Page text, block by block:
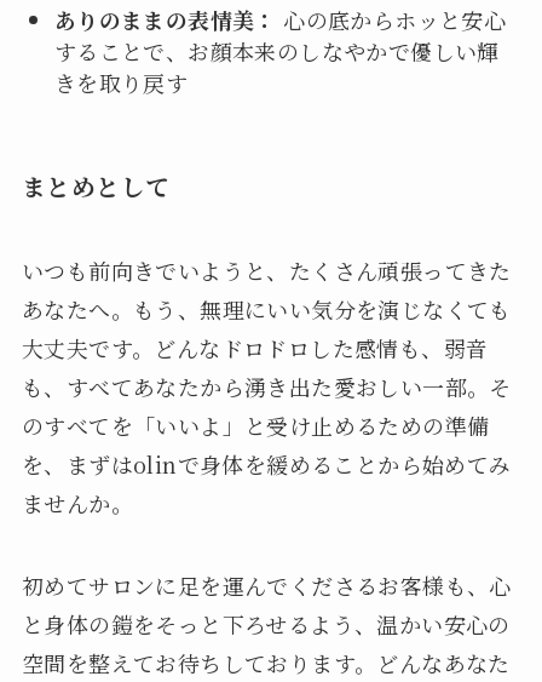
ありのままの表情美： 心の底からホッと安心
することで、お顔本来のしなやかで優しい輝
きを取り戻す
まとめとして
いつも前向きでいようと、たくさん頑張ってきた
あなたへ。もう、無理にいい気分を演じなくても
大丈夫です。どんなドロドロした感情も、弱音
も、すべてあなたから湧き出た愛おしい一部。そ
のすべてを「いいよ」と受け止めるための準備
を、まずはolinで身体を緩めることから始めてみ
ませんか。
初めてサロンに足を運んでくださるお客様も、心
と身体の鎧をそっと下ろせるよう、温かい安心の
空間を整えてお待ちしております。どんなあなた